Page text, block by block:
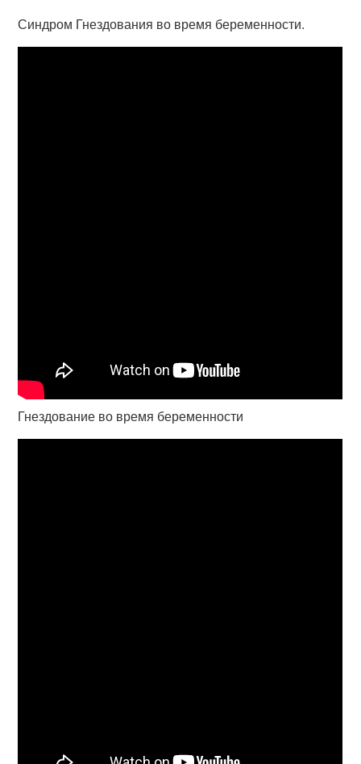
Синдром Гнездования во время беременности.
Гнездование во время беременности